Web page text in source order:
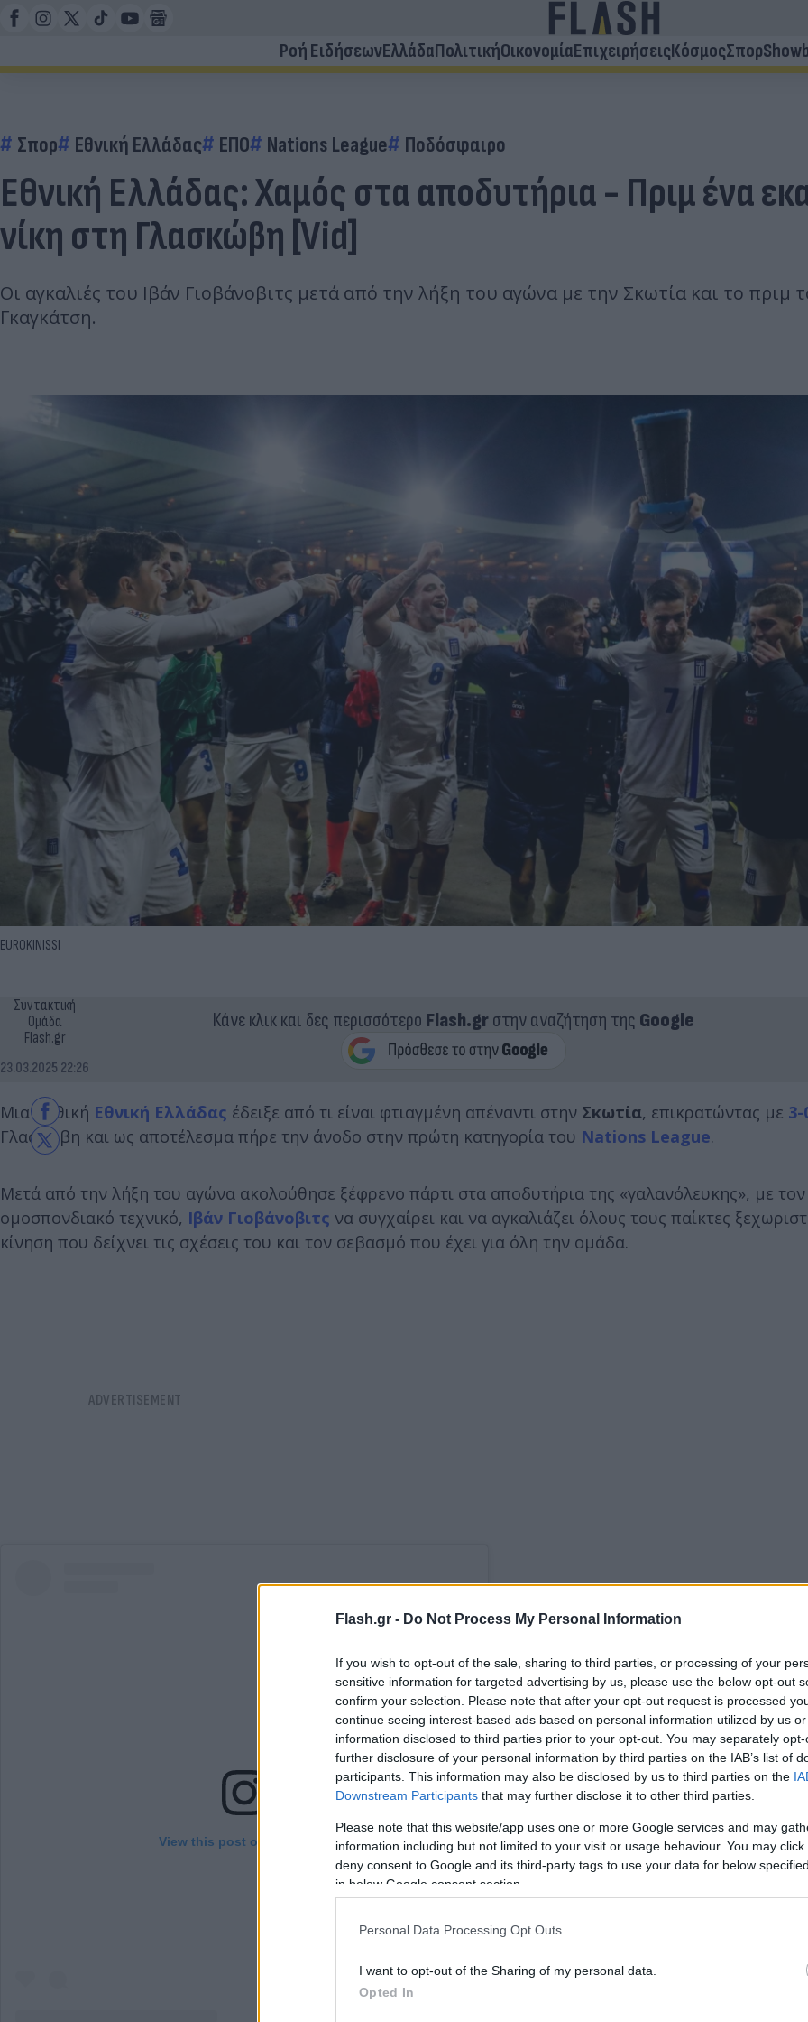
Flash.gr - Do Not Process My Personal Information
If you wish to opt-out of the sale, sharing to third parties, or processing of your
sensitive information for targeted advertising by us, please use the below opt-out
confirm your selection. Please note that after your opt-out request is processed
continue seeing interest-based ads based on personal information utilized by us
information disclosed to third parties prior to your opt-out. You may separately
further disclosure of your personal information by third parties on the IAB’s list of
participants. This information may also be disclosed by us to third parties on the
Downstream Participants that may further disclose it to other third parties.
Please note that this website/app uses one or more Google services and may
information including but not limited to your visit or usage behaviour. You may
deny consent to Google and its third-party tags to use your data for below
in below Google consent section.
Personal Data Processing Opt Outs
I want to opt-out of the Sharing of my personal data.
Opted In
Ροή ΕιδήσεωνΕλλάδαΠολιτικήΟικονομίαΕπιχειρήσειςΚόσμοςΣπορ
Σπορ Εθνική Ελλάδας ΕΠΟ Nations League Ποδόσφαιρο
Εθνική Ελλάδας: Χαμός στα αποδυτήρια - Πριμ ένα
νίκη στη Γλασκώβη [Vid]
Οι αγκαλιές του Ιβάν Γιοβάνοβιτς μετά από την λήξη του αγώνα με την Σκωτία και το
Γκαγκάτση.
EUROKINISSI
Συντακτική
Ομάδα
Flash.gr
23.03.2025 22:26
Κάνε κλικ και δες περισσότερο Flash.grστην αναζήτηση της Google
Μια μυθική Εθνική Ελλάδας έδειξε από τι είναι φτιαγμένη απέναντι στην Σκωτία, επικρατώντας με 3-
Γλασκώβη και ως αποτέλεσμα πήρε την άνοδο στην πρώτη κατηγορία του Nations League.
Μετά από την λήξη του αγώνα ακολούθησε ξέφρενο πάρτι στα αποδυτήρια της «γαλανόλευκης», με τον
ομοσπονδιακό τεχνικό, Ιβάν Γιοβάνοβιτς να συγχαίρει και να αγκαλιάζει όλους τους παίκτες
κίνηση που δείχνει τις σχέσεις του και τον σεβασμό που έχει για όλη την ομάδα.
View this post on Instagram